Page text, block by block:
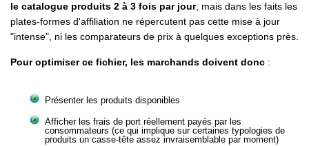
le catalogue produits 2 à 3 fois par jour, mais dans les faits les
plates-formes d'affiliation ne répercutent pas cette mise à jour
"intense", ni les comparateurs de prix à quelques exceptions près.
Pour optimiser ce fichier, les marchands doivent donc :
Présenter les produits disponibles
Afficher les frais de port réellement payés par les
consommateurs (ce qui implique sur certaines typologies de
produits un casse-tête assez invraisemblable par moment)